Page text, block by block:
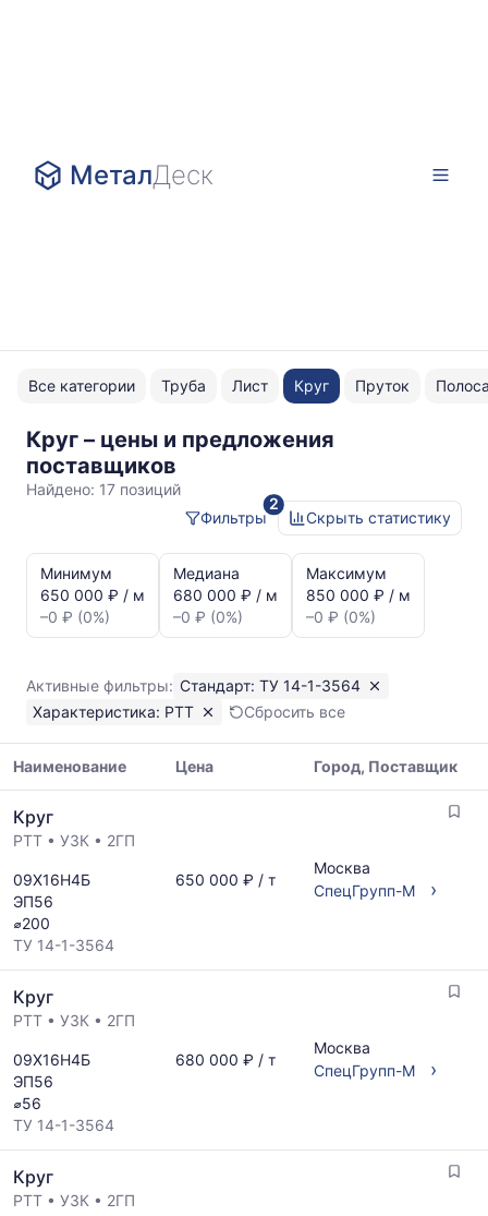
МеталДеск
Все категории Труба Лист Круг Пруток
Круг – цены и предложения
поставщиков
14-
1-
РТТ
Найдено: 17 позиций
2
Фильтры
Скрыть статистику
динамика
цен:
Круг
ТУ
14-
1-
3564
Показаны
и
максимальная
цена
по
данным
прайс-
за
последний
Статистика
рассчитывается
по
актуальным
предложениям
и
обновляется
Минимум
650 000 ₽ / м
–0 ₽ (0%)
Медиана
680 000 ₽ / м
–0 ₽ (0%)
Максимум
850 000 ₽ / м
–0 ₽ (0%)
Активные фильтры: Стандарт: ТУ 14-1-3564
Характеристика: РТТ
Сбросить все
цен
на
указанием
ГОСТ,
размеров
и
поставщиков
по
Наименование Цена Город, Поставщик
Круг
РТТ • УЗК • 2ГП
09Х16Н4Б
ЭП56
⌀200
ТУ 14-1-3564
650 000 ₽ / т
Москва
СпецГрупп-М
›
Круг
РТТ • УЗК • 2ГП
09Х16Н4Б
ЭП56
⌀56
ТУ 14-1-3564
680 000 ₽ / т
Москва
СпецГрупп-М
›
Круг
РТТ • УЗК • 2ГП